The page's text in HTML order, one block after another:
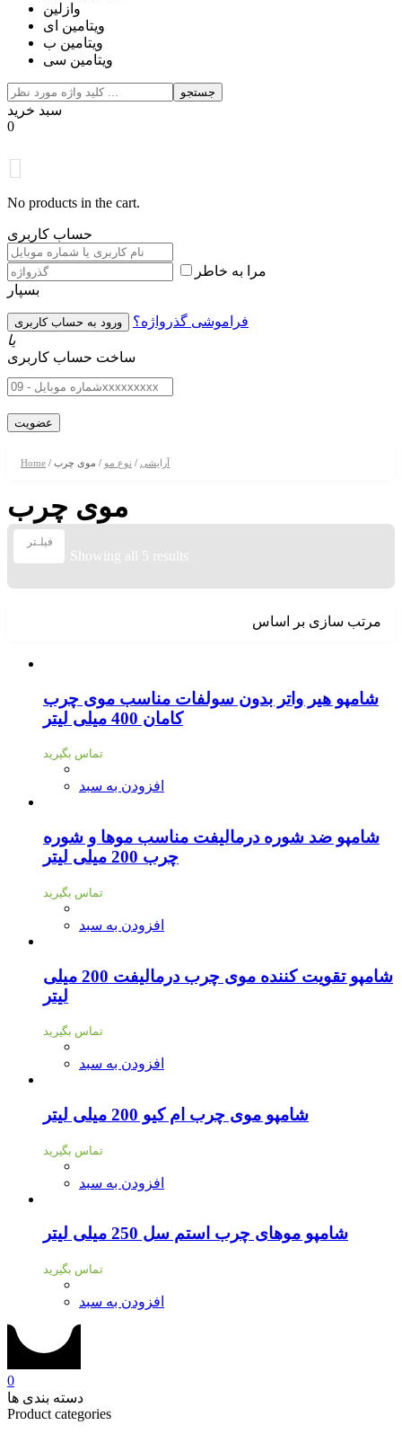
وازلین
ویتامین ای
ویتامین ب
ویتامین سی
جستجو
سبد خرید
0
No products in the cart.
حساب کاربری
مرا به خاطر
بسپار
فراموشی گذرواژه؟
یا
ساخت حساب کاربری
Home / آرایشی / نوع مو / موی چرب
موی چرب
فیلـتر
Showing all 5 results
مرتب سازی بر اساس
شامپو هیر واتر بدون سولفات مناسب موی چرب
کامان 400 میلی لیتر
تماس بگیرید
افزودن به سبد
شامپو ضد شوره درمالیفت مناسب موها و شوره
چرب 200 میلی لیتر
تماس بگیرید
افزودن به سبد
شامپو تقویت کننده موی چرب درمالیفت 200 میلی
لیتر
تماس بگیرید
افزودن به سبد
شامپو موی چرب ام کیو 200 میلی لیتر
تماس بگیرید
افزودن به سبد
شامپو موهای چرب استم سل 250 میلی لیتر
تماس بگیرید
افزودن به سبد
0
دسته بندی ها
Product categories